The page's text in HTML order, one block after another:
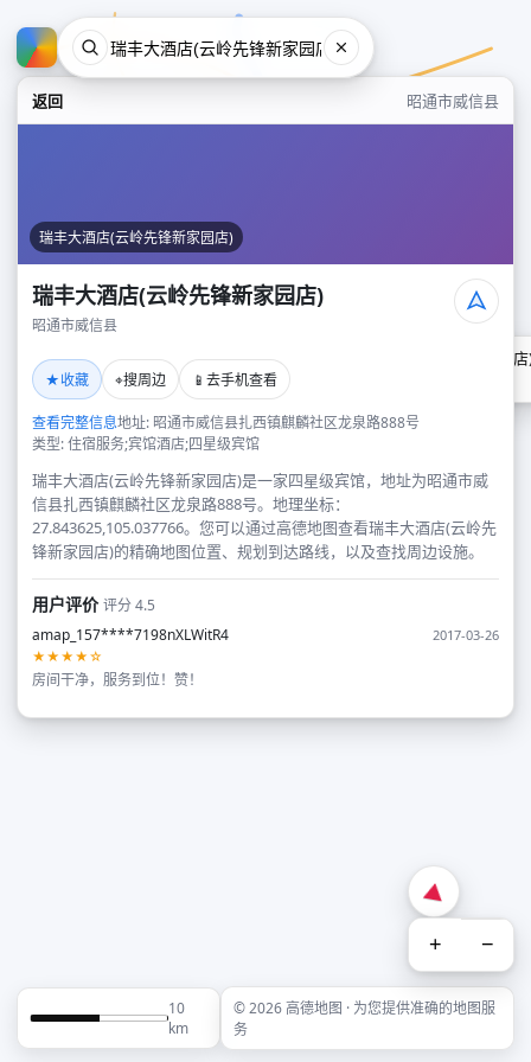
返回 昭通市威信县
瑞丰大酒店(云岭先锋新家园店)
瑞丰大酒店(云岭先锋新家园店)
昭通市威信县
★收藏 ⌖搜周边 📱 去手机查看
查看完整信息地址: 昭通市威信县扎西镇麒麟社区龙泉路888号
类型: 住宿服务;宾馆酒店;四星级宾馆
瑞丰大酒店(云岭先锋新家园店)是一家四星级宾馆，地址为昭通市威
信县扎西镇麒麟社区龙泉路888号。地理坐标：
27.843625,105.037766。您可以通过高德地图查看瑞丰大酒店(云岭先
锋新家园店)的精确地图位置、规划到达路线，以及查找周边设施。
用户评价评分 4.5
amap_157****7198nXLWitR4
2017-03-26
★★★★☆
房间干净，服务到位！赞！
瑞丰大酒店(云岭先锋新家园
+ −
10
km
© 2026 高德地图 · 为您提供准确的地图服
务